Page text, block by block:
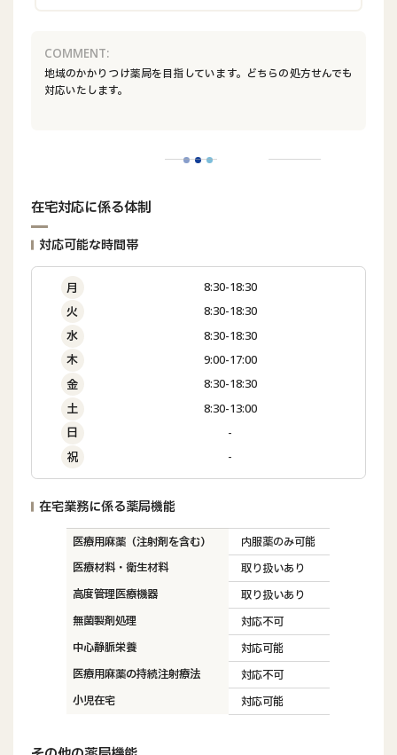
COMMENT:
地域のかかりつけ薬局を目指しています。どちらの処方せんでも
対応いたします。
在宅対応に係る体制
対応可能な時間帯
月
8:30-18:30
火
8:30-18:30
水
8:30-18:30
木
9:00-17:00
金
8:30-18:30
土
8:30-13:00
日
-
祝
-
在宅業務に係る薬局機能
医療用麻薬（注射剤を含む）
内服薬のみ可能
医療材料・衛生材料
取り扱いあり
高度管理医療機器
取り扱いあり
無菌製剤処理
対応不可
中心静脈栄養
対応可能
医療用麻薬の持続注射療法
対応不可
小児在宅
対応可能